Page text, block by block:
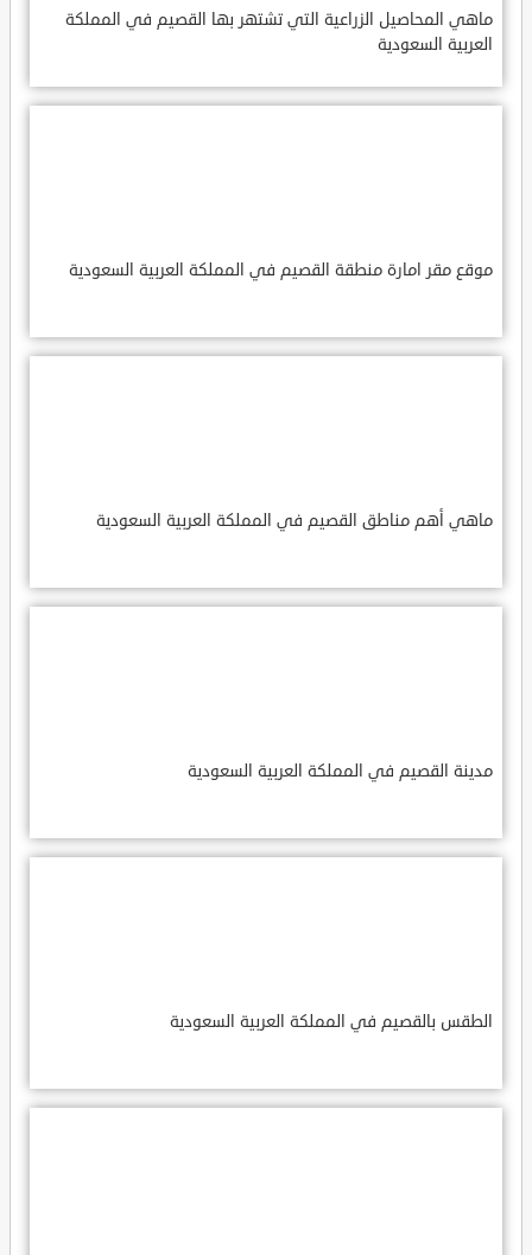
ماهي المحاصيل الزراعية التي تشتهر بها القصيم في المملكة
العربية السعودية
موقع مقر امارة منطقة القصيم في المملكة العربية السعودية
ماهي أهم مناطق القصيم في المملكة العربية السعودية
مدينة القصيم في المملكة العربية السعودية
الطقس بالقصيم في المملكة العربية السعودية